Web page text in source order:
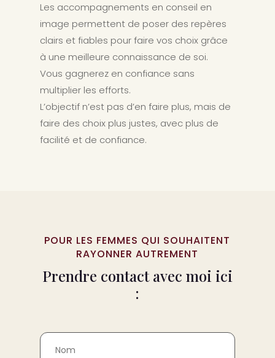
Les accompagnements en conseil en
image permettent de poser des repères
clairs et fiables pour faire vos choix grâce
à une meilleure connaissance de soi.
Vous gagnerez en confiance sans
multiplier les efforts.
L’objectif n’est pas d’en faire plus, mais de
faire des choix plus justes, avec plus de
facilité et de confiance.
POUR LES FEMMES QUI SOUHAITENT
RAYONNER AUTREMENT
Prendre contact avec moi ici
: